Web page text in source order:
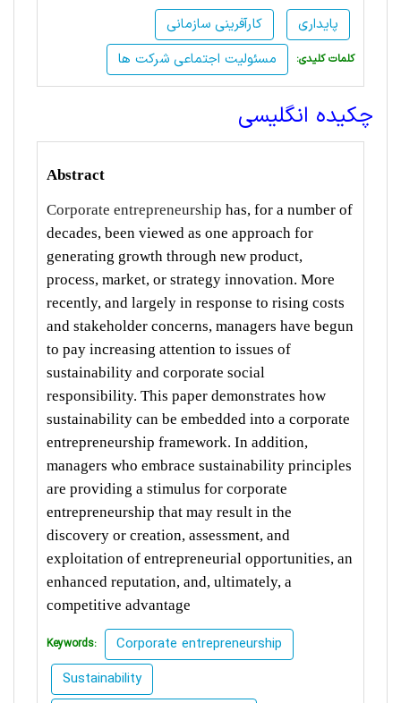
کارآفرینی سازمانی
پایداری
مسئولیت اجتماعی شرکت ها
:کلمات کلیدی
چکیده انگلیسی
Abstract
Corporate entrepreneurship has, for a number of
decades, been viewed as one approach for
generating growth through new product,
process, market, or strategy innovation. More
recently, and largely in response to rising costs
and stakeholder concerns, managers have begun
to pay increasing attention to issues of
sustainability and corporate social
responsibility. This paper demonstrates how
sustainability can be embedded into a corporate
entrepreneurship framework. In addition,
managers who embrace sustainability principles
are providing a stimulus for corporate
entrepreneurship that may result in the
discovery or creation, assessment, and
exploitation of entrepreneurial opportunities, an
enhanced reputation, and, ultimately, a
competitive advantage
Keywords:
Corporate entrepreneurship
Sustainability